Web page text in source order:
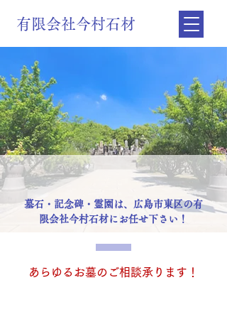
有限会社今村石材
墓石・記念碑・霊園は、広島市東区の有
限会社今村石材にお任せ下さい！
あらゆるお墓のご相談承ります！